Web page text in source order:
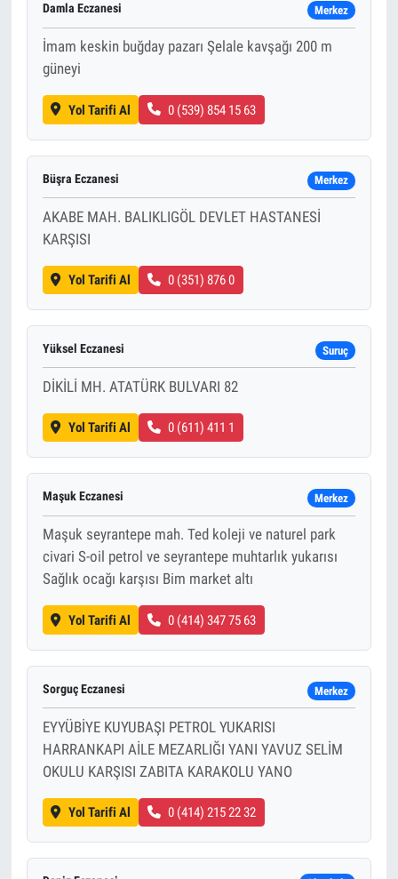
Damla Eczanesi Merkez
İmam keskin buğday pazarı Şelale kavşağı 200 m
güneyi
Yol Tarifi Al 0 (539) 854 15 63
Büşra Eczanesi Merkez
AKABE MAH. BALIKLIGÖL DEVLET HASTANESİ
KARŞISI
Yol Tarifi Al 0 (351) 876 0
Yüksel Eczanesi Suruç
DİKİLİ MH. ATATÜRK BULVARI 82
Yol Tarifi Al 0 (611) 411 1
Maşuk Eczanesi Merkez
Maşuk seyrantepe mah. Ted koleji ve naturel park
civari S-oil petrol ve seyrantepe muhtarlık yukarısı
Sağlık ocağı karşısı Bim market altı
Yol Tarifi Al 0 (414) 347 75 63
Sorguç Eczanesi Merkez
EYYÜBİYE KUYUBAŞI PETROL YUKARISI
HARRANKAPI AİLE MEZARLIĞI YANI YAVUZ SELİM
OKULU KARŞISI ZABITA KARAKOLU YANO
Yol Tarifi Al 0 (414) 215 22 32